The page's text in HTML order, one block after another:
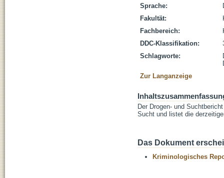
Sprache:
Fakultät:
Fachbereich:
DDC-Klassifikation:
Schlagworte:
Zur Langanzeige
Der Drogen- und
Sucht und listet die
Das Dokument
Kriminologisches